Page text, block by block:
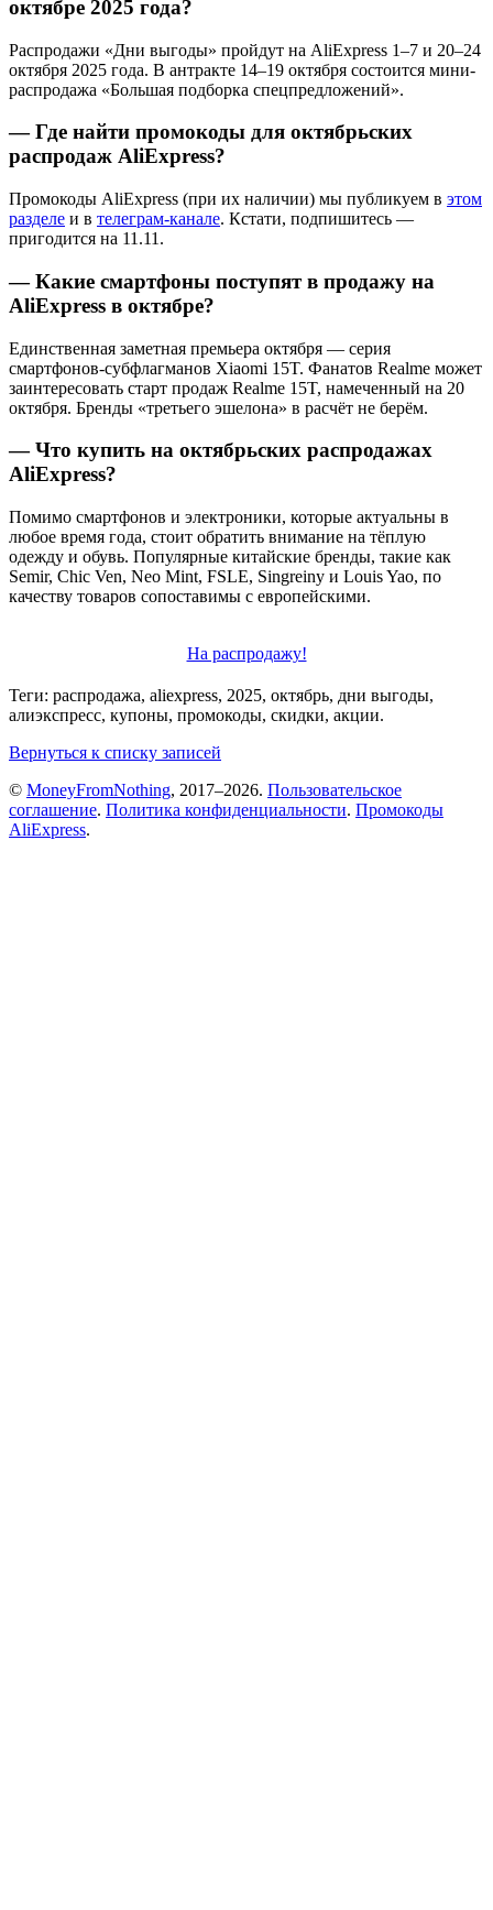
октябре 2025 года?
Распродажи «Дни выгоды» пройдут на AliExpress 1–7 и 20–24
октября 2025 года. В антракте 14–19 октября состоится мини-
распродажа «Большая подборка спецпредложений».
— Где найти промокоды для октябрьских
распродаж AliExpress?
Промокоды AliExpress (при их наличии) мы публикуем в этом
разделе и в телеграм-канале. Кстати, подпишитесь —
пригодится на 11.11.
— Какие смартфоны поступят в продажу на
AliExpress в октябре?
Единственная заметная премьера октября — серия
смартфонов-субфлагманов Xiaomi 15T. Фанатов Realme может
заинтересовать старт продаж Realme 15T, намеченный на 20
октября. Бренды «третьего эшелона» в расчёт не берём.
— Что купить на октябрьских распродажах
AliExpress?
Помимо смартфонов и электроники, которые актуальны в
любое время года, стоит обратить внимание на тёплую
одежду и обувь. Популярные китайские бренды, такие как
Semir, Chic Ven, Neo Mint, FSLE, Singreiny и Louis Yao, по
качеству товаров сопоставимы с европейскими.
На распродажу!
Теги: распродажа, aliexpress, 2025, октябрь, дни выгоды,
алиэкспресс, купоны, промокоды, скидки, акции.
Вернуться к списку записей
© MoneyFromNothing, 2017–2026. Пользовательское
соглашение. Политика конфиденциальности. Промокоды
AliExpress.